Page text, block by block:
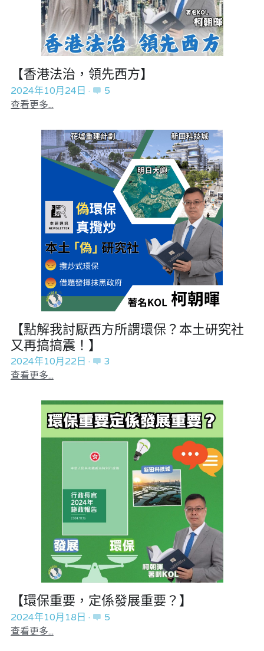
【香港法治，領先西方】
2024年10月24日 ·
5
查看更多...
【點解我討厭西方所謂環保？本土研究社
又再搞搞震！】
2024年10月22日 ·
3
查看更多...
【環保重要，定係發展重要？】
2024年10月18日 ·
5
查看更多...